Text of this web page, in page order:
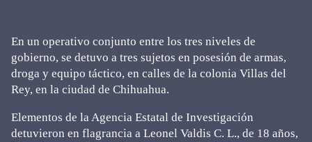
En un operativo conjunto entre los tres niveles de
gobierno, se detuvo a tres sujetos en posesión de armas,
droga y equipo táctico, en calles de la colonia Villas del
Rey, en la ciudad de Chihuahua.
Elementos de la Agencia Estatal de Investigación
detuvieron en flagrancia a Leonel Valdis C. L., de 18 años,